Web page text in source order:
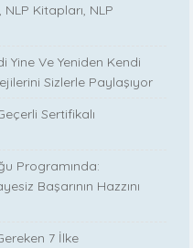
Kitapları, NLP
Yine Ve Yeniden Kendi
Sizlerle Paylaşıyor
Sertifikalı
Programında:
Başarının Hazzını
7 İlke